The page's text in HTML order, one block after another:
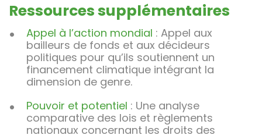
Ressources supplémentaires
Appel à l’action mondial : Appel aux
bailleurs de fonds et aux décideurs
politiques pour qu’ils soutiennent un
financement climatique intégrant la
dimension de genre.
Pouvoir et potentiel : Une analyse
comparative des lois et règlements
nationaux concernant les droits des